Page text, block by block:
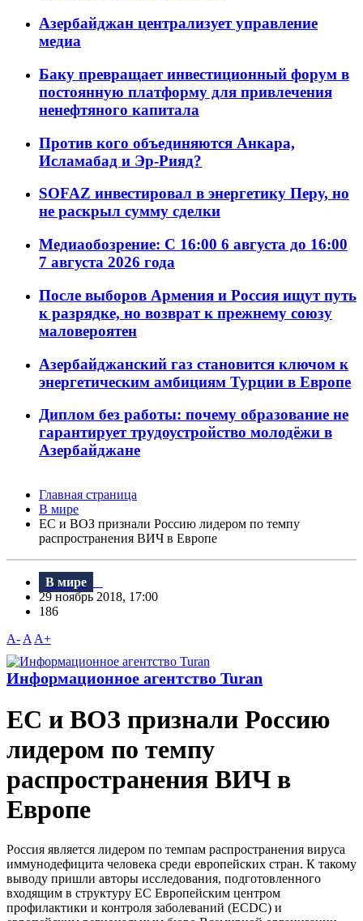
Азербайджан централизует управление
медиа
Баку превращает инвестиционный форум в
постоянную платформу для привлечения
ненефтяного капитала
Против кого объединяются Анкара,
Исламабад и Эр-Рияд?
SOFAZ инвестировал в энергетику Перу, но
не раскрыл сумму сделки
Медиаобозрение: С 16:00 6 августа до 16:00
7 августа 2026 года
После выборов Армения и Россия ищут путь
к разрядке, но возврат к прежнему союзу
маловероятен
Азербайджанский газ становится ключом к
энергетическим амбициям Турции в Европе
Диплом без работы: почему образование не
гарантирует трудоустройство молодёжи в
Азербайджане
Главная страница
В мире
ЕС и ВОЗ признали Россию лидером по темпу
распространения ВИЧ в Европе
В мире
29 ноябрь 2018, 17:00
186
A- A A+
Информационное агентство Turan
ЕС и ВОЗ признали Россию
лидером по темпу
распространения ВИЧ в
Европе
Россия является лидером по темпам распространения вируса
иммунодефицита человека среди европейских стран. К такому
выводу пришли авторы исследования, подготовленного
входящим в структуру ЕС Европейским центром
профилактики и контроля заболеваний (ECDC) и